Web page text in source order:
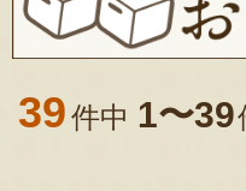
39件中 1〜39